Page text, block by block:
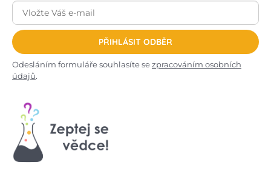
PŘIHLÁSIT ODBĚR
Odesláním formuláře souhlasíte sezpracováním osobních
údajů.